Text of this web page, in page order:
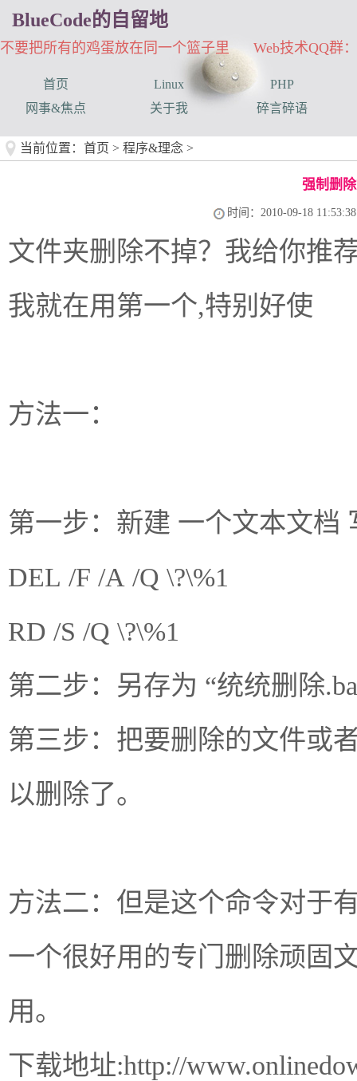
BlueCode的自留地
不要把所有的鸡蛋放在同一个篮子里 Web技术QQ群：
首页 Linux
PHP
网事&焦点
关于我 碎言碎语
当前位置： 首页 > 程序&理念 >
强制删
时间：2010-09-18 11:53:38
文件夹删除不掉？我给你推
我就在用第一个,特别好使
方法一：
第一步：新建 一个文本文
DEL /F /A /Q \?\%1
RD /S /Q \?\%1
第二步：另存为 “统统删除
第三步：把要删除的文件或
以删除了。
方法二：但是这个命令对于
一个很好用的专门删除顽固
用。
下载地址:http://